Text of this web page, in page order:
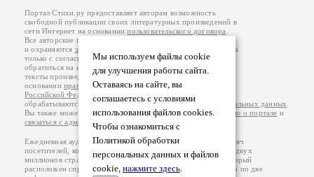
Мы используем файлы cookie
для улучшения работы сайта.
Оставаясь на сайте, вы
соглашаетесь с условиями
использования файлов cookies.
Чтобы ознакомиться с
Политикой обработки
персональных данных и файлов
cookie, нажмите здесь.
Портал Стихи.ру предоставляет авторам возможность
свободной публикации своих литературных произведений в
сети Интернет на основаниипользовательского договора
Все авторские права на произведения принадлежат авторам
и охраняются законом
. Перепечатка произведений возможна
только с согласия его автора, к которому вы можете
обратиться на его авторской странице. Ответственность за
тексты произведений авторы несут самостоятельно на
основанииправил публикацииизаконодательства
Российской Федерации
обрабатываются на основанииПолитики обработки персональных данных
Вы также можете посмотреть более подробнуюинформацию о портале и
связаться с администрацией
Ежедневная аудитория портала Стихи.ру – порядка 200 тысяч
посетителей, которые в общей сумме просматривают более двух
миллионов страниц по данным счетчика посещаемости, который
расположен справа от этого текста. В каждой графе указано по две